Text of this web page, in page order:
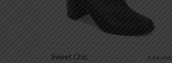
Sweet Chic $34.990